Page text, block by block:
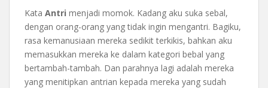
Kata Antri menjadi momok. Kadang aku suka sebal,
dengan orang-orang yang tidak ingin mengantri. Bagiku,
rasa kemanusiaan mereka sedikit terkikis, bahkan aku
memasukkan mereka ke dalam kategori bebal yang
bertambah-tambah. Dan parahnya lagi adalah mereka
yang menitipkan antrian kepada mereka yang sudah